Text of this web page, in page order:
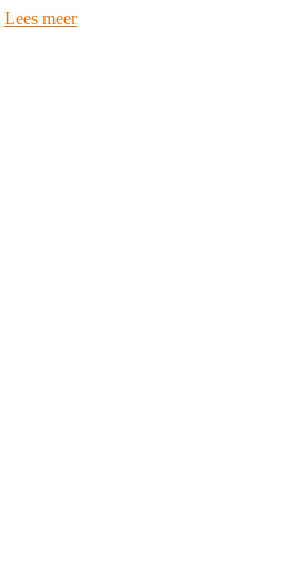
Lees meer